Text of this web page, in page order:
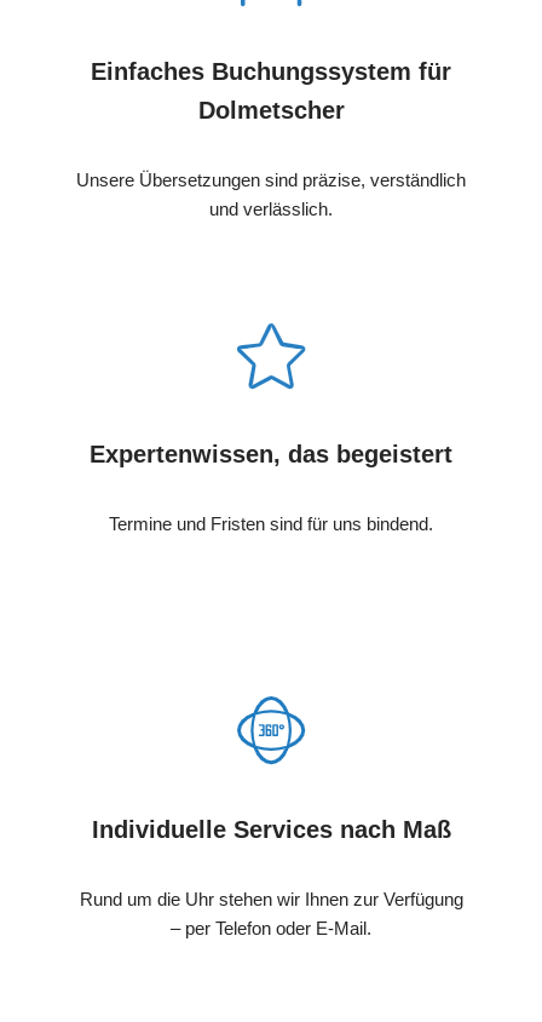
Einfaches Buchungssystem für
Dolmetscher
Unsere Übersetzungen sind präzise, verständlich
und verlässlich.
Expertenwissen, das begeistert
Termine und Fristen sind für uns bindend.
Individuelle Services nach Maß
Rund um die Uhr stehen wir Ihnen zur Verfügung
– per Telefon oder E-Mail.